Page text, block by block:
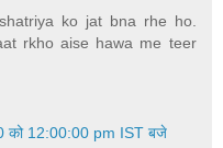
ko jat bna rhe ho.
rkho aise hawa me teer
को 12:00:00 pm IST बजे